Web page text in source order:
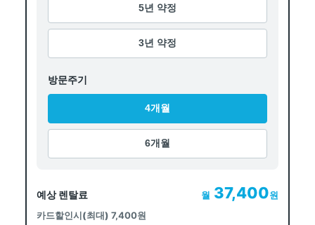
5년 약정
3년 약정
방문주기
4개월
6개월
예상 렌탈료 월 37,400원
카드할인시(최대) 7,400원